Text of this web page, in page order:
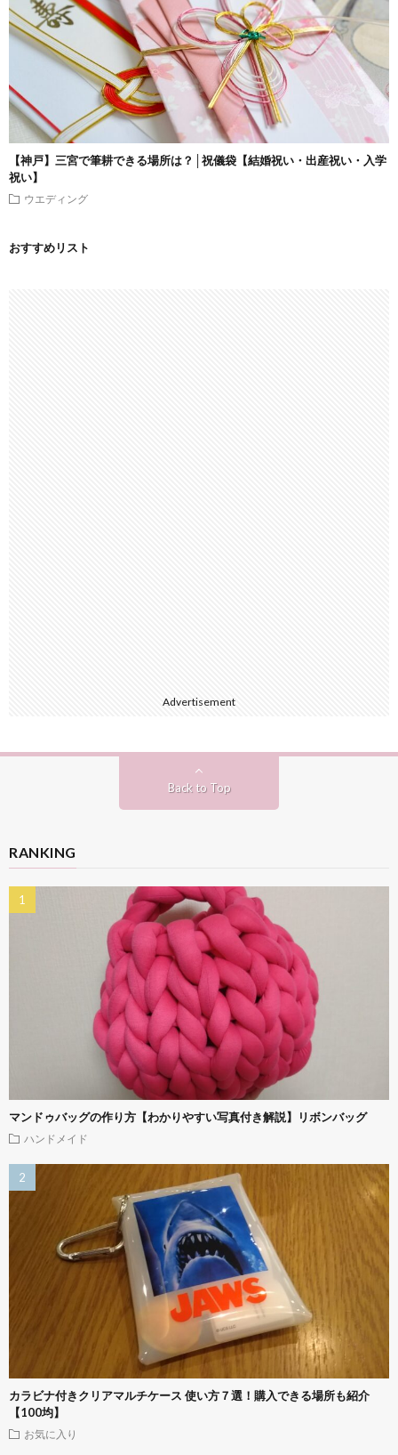
【神戸】三宮で筆耕できる場所は？│祝儀袋【結婚祝い・出産祝い・入学
祝い】
ウエディング
おすすめリスト
Advertisement
Back to Top
RANKING
マンドゥバッグの作り方【わかりやすい写真付き解説】リボンバッグ
ハンドメイド
カラビナ付きクリアマルチケース 使い方７選！購入できる場所も紹介
【100均】
お気に入り